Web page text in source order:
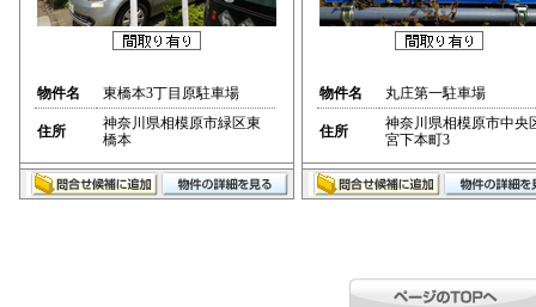
物件名 東橋本3丁目原駐車場
住所
神奈川県相模原市緑区東
橋本
物件名 丸庄第一駐車場
住所
神奈川県相模原市中央
宮下本町3